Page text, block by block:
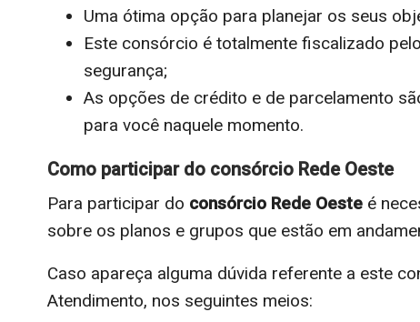
Uma ótima opção para planejar os seus
Este consórcio é totalmente fiscalizado
segurança;
As opções de crédito e de parcelamento
para você naquele momento.
Como participar do consórcio Rede Oeste
Para participar do consórcio Rede Oeste é
sobre os planos e grupos que estão em
Caso apareça alguma dúvida referente a este
Atendimento, nos seguintes meios: